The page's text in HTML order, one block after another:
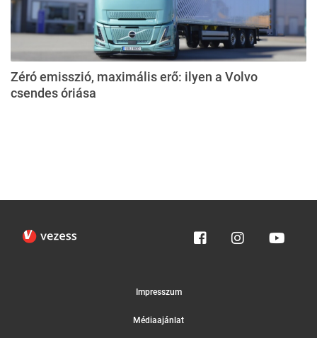
Zéró emisszió, maximális erő: ilyen a Volvo
csendes óriása
Impresszum
Médiaajánlat